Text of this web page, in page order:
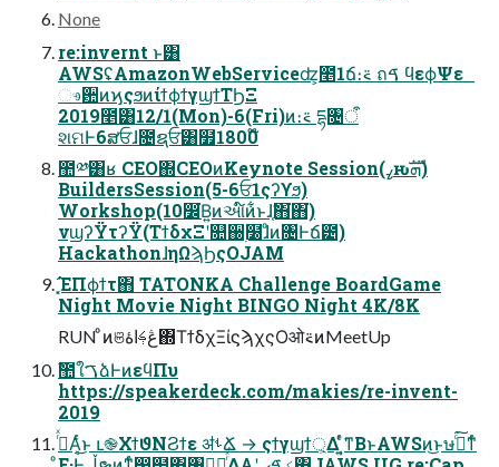
None
re:invernt ͱ͸
AWSʢAmazonWebServiceʣ͕೥1ճ։࠵ ถࠃ ϥεϕΨε
ෳ਺ͷϗςϧͷίϯϕϯγϣϯΤϦΞ
2019೥͸12/1(Mon)-6(Fri)ͷ։࠵ དྷ৔ऀ
શମͰ6ສਓɺ೔ຊਓ͸໿1800໊
಺༰͸ʁ CEO΍CEOͷKeynote Session(ߨԋܗࣜ)
BuildersSession(5-6ਓ1ςʔϒϧ)
Workshop(10෼͘Β͍ͷઆ໌ͷ͋ͱɺ֤ࣗ΋͘΋͘)
νϣʔΫτʔΫ(ΤϯδχΞʹ௚઀࣭໰ɺͦͷ৔Ͱճ౴)
HackathonɺηΩϡϦςΟJAM
ָ͓͠ΈΠϕϯτ΋ TATONKA Challenge BoardGame
Night Movie Night BINGO Night 4K/8K
RUN ͦͷଞڠࢍاۀ΍ΤϯδχΞίϛϡχςΟओ࠵ͷMeetUp
ࣾ಺ใࠂձͰͷεϥΠυ
https://speakerdeck.com/makies/re-invent-
2019
ߦͬͯΑ͔ͬͨ͜ͱ ւ֎ΧϯϑΝϨϯε ॳࢀՃ → ςϯγϣϯ্͕Δ ͔͍ͤͬ͘͘ͳΒͱAWSͷ͜ͱษڧͨ͘͠ͳͬͨ